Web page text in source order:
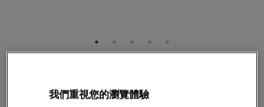
「永恆之頌」18K白色黃金鑽石耳環
款號 # 71401E-18KW-DD
我們重視您的瀏覽體驗